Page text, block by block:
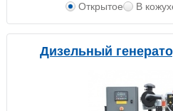
Открытое В
Дизельный